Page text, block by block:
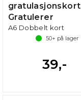
gratulasjonskort
Gratulerer
A6 Dobbelt kort
50+ på lager
39,-